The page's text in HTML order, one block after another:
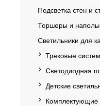
Подсветка стен и
Торшеры и
Светильники для
Трековые
Светодиодная
Детские
Комплектующие